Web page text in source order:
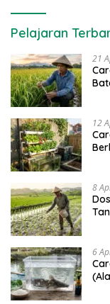
Pelajaran
21
12
8
6